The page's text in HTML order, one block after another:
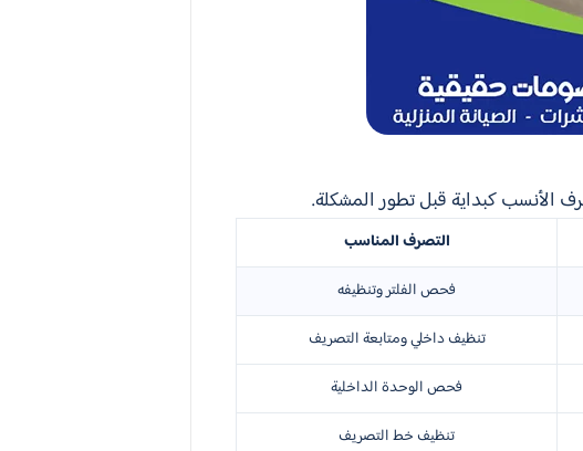
الأنسب كبداية قبل تطور المشكلة.
التصرف المناسب
فحص الفلتر وتنظيفه
تنظيف داخلي ومتابعة التصريف
فحص الوحدة الداخلية
تنظيف خط التصريف